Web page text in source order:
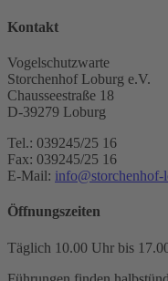
Kontakt
Vogelschutzwarte
Storchenhof Loburg e.V.
Chausseestraße 18
D-39279 Loburg
Tel.: 039245/25 16
Fax: 039245/25 16
E-Mail: info@storchenhof-
Öffnungszeiten
Täglich 10.00 Uhr bis